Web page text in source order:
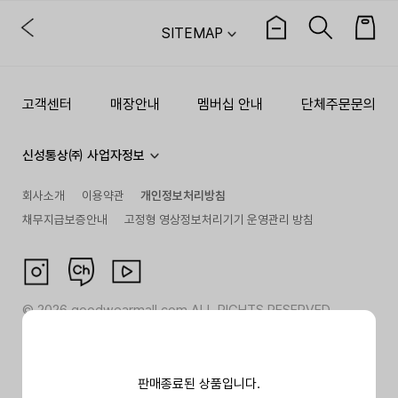
판매종료된 상품입니다.
SITEMAP
고객센터 매장안내 멤버십 안내 단체주문문의
신성통상㈜ 사업자정보
회사소개 이용약관
개인정보처리방침
채무지급보증안내
고정형 영상정보처리기기 운영관리 방침
©2026goodwearmall.com ALL RIGHTS RESERVED